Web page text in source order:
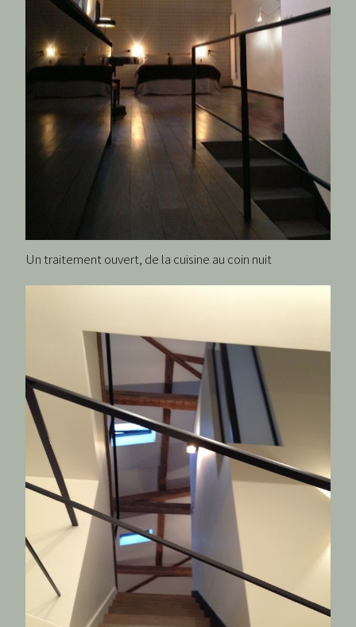
Un traitement ouvert, de la cuisine au coin nuit